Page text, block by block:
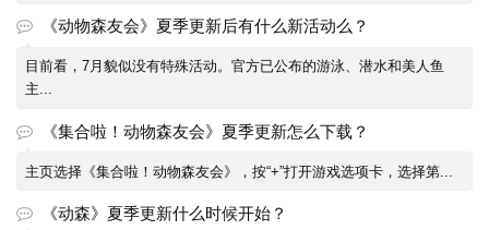
《动物森友会》夏季更新后有什么新活动么？
目前看，7月貌似没有特殊活动。官方已公布的游泳、潜水和美人鱼
主...
《集合啦！动物森友会》夏季更新怎么下载？
主页选择《集合啦！动物森友会》，按“+”打开游戏选项卡，选择第...
《动森》夏季更新什么时候开始？